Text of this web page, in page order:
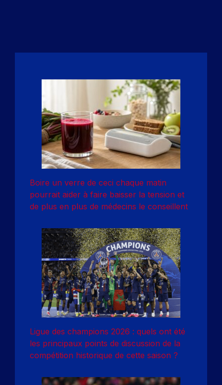
Boire un verre de ceci chaque matin
pourrait aider à faire baisser la tension et
de plus en plus de médecins le conseillent
Ligue des champions 2026 : quels ont été
les principaux points de discussion de la
compétition historique de cette saison ?